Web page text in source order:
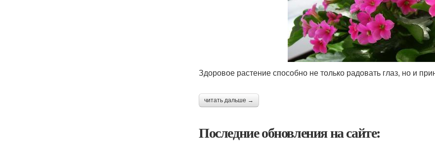
Здоровое растение способно не только радовать глаз, но и
читать дальше →
Последние обновления на сайте: